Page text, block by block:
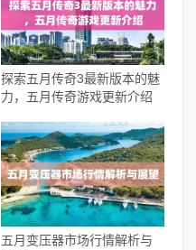
探索五月传奇3最新版本的魅
力，五月传奇游戏更新介绍
五月变压器市场行情解析与